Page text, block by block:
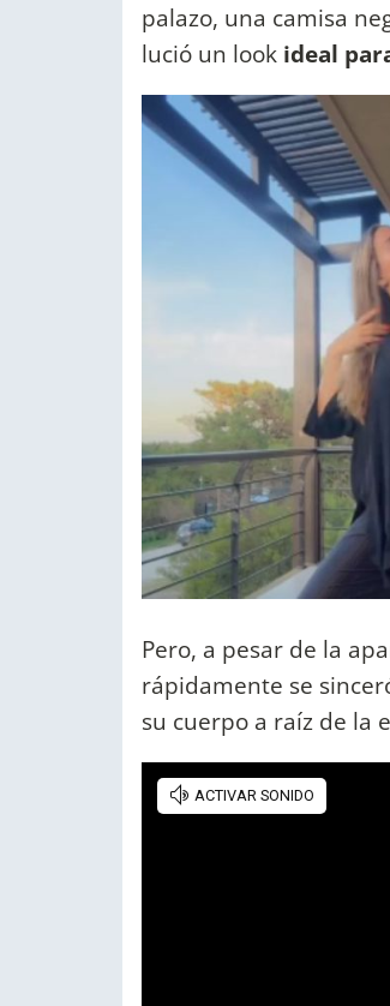
palazo, una camisa
lució un look ideal
Pero, a pesar de la
rápidamente se
su cuerpo a raíz de la